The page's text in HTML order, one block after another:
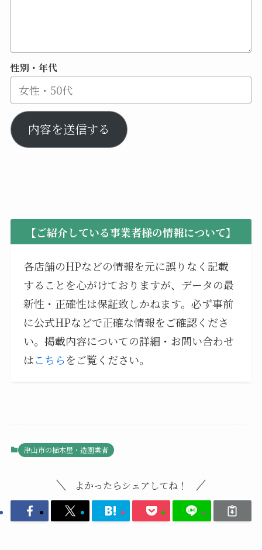
性別・年代
内容を送信する
【ご紹介している事業者様の情報について】
各店舗のHPなどの情報を元に誤りなく記載
することを心がけておりますが、データの最
新性・正確性は保証致しかねます。必ず事前
に公式HPなどで正確な情報をご確認くださ
い。掲載内容についての詳細・お問い合わせ
はこちらをご覧ください。
津山市の植木屋・造園業者
よかったらシェアしてね！